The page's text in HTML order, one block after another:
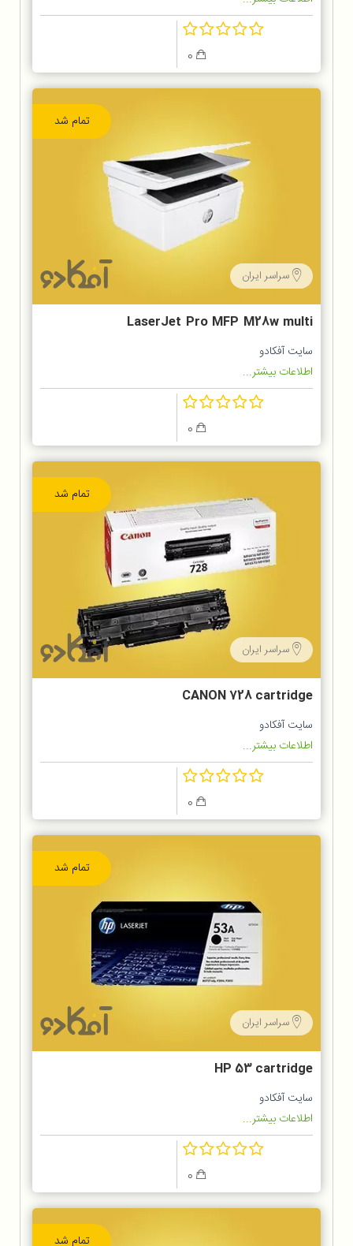
تمام شد
سراسر ایران
LaserJet Pro MFP M28w multi
task printer
سایت آفکادو
اطلاعات بیشتر...
تمام شد
سراسر ایران
CANON 728 cartridge
سایت آفکادو
اطلاعات بیشتر...
تمام شد
سراسر ایران
HP 53 cartridge
سایت آفکادو
اطلاعات بیشتر...
تمام شد